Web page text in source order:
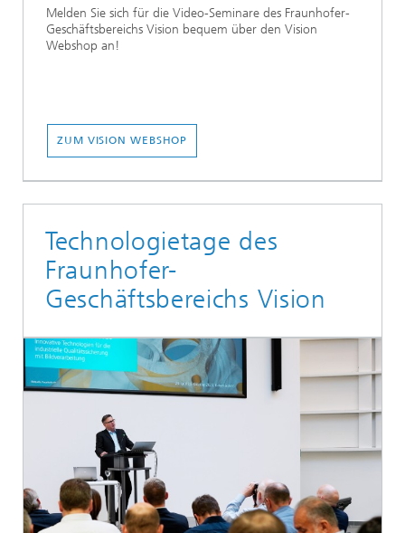
Melden Sie sich für die Video-Seminare des Fraunhofer-
Geschäftsbereichs Vision bequem über den Vision
Webshop an!
ZUM VISION WEBSHOP
Technologietage des
Fraunhofer-
Geschäftsbereichs Vision